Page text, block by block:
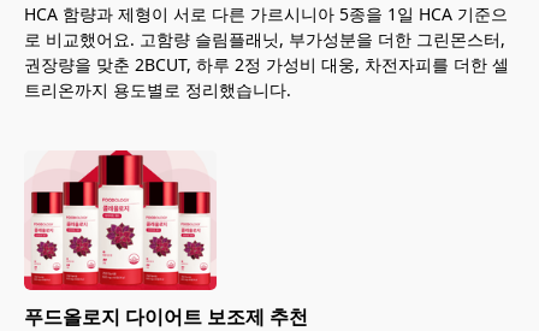
HCA 함량과 제형이 서로 다른 가르시니아 5종을 1일 HCA 기준으
로 비교했어요. 고함량 슬림플래닛, 부가성분을 더한 그린몬스터,
권장량을 맞춘 2BCUT, 하루 2정 가성비 대웅, 차전자피를 더한 셀
트리온까지 용도별로 정리했습니다.
푸드올로지 다이어트 보조제 추천